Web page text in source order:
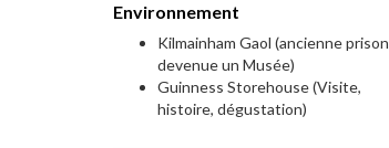
Environnement
Kilmainham Gaol (ancienne prison
devenue un Musée)
Guinness Storehouse (Visite,
histoire, dégustation)